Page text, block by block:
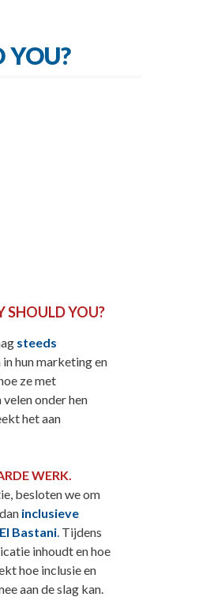
YOU?
SHOULD YOU?
steeds
in hun marketing en
ze met
onder hen
het aan
WERK.
besloten we om
inclusieve
Bastani. Tijdens
inhoudt en hoe
hoe inclusie en
aan de slag kan.